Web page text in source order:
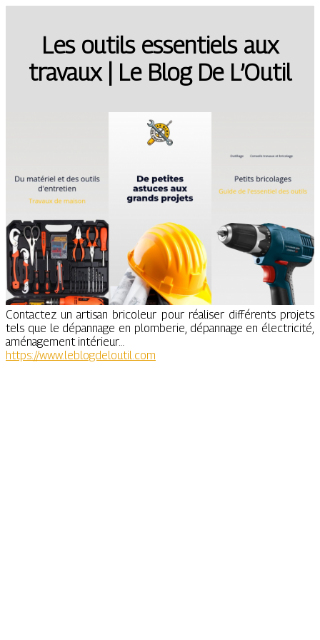
Les outils essentiels aux
travaux | Le Blog De L’Outil
Contactez un artisan bricoleur pour réaliser différents projets
tels que le dépannage en plomberie, dépannage en électricité,
aménagement intérieur…
https://www.leblogdeloutil.com